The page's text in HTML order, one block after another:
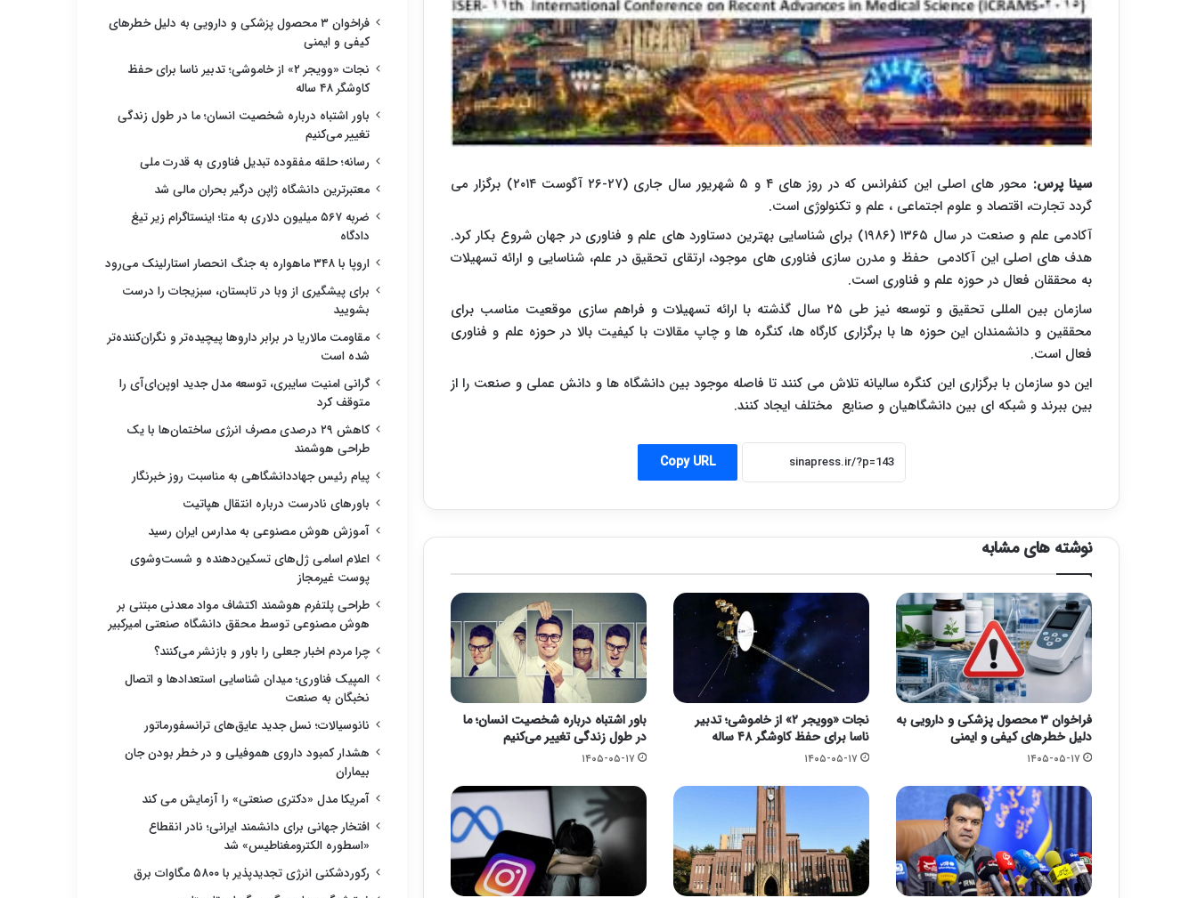
سینا پرس:
محور های اصلی این کنفرانس که در روز های ۴ و ۵ شهریور سال جاری (۲۷-۲۶ آگوست ۲۰۱۴) برگزار می
گردد تجارت، اقتصاد و علوم اجتماعی ، علم و تکنولوژی است.
آکادمی علم و صنعت در سال ۱۳۶۵ (۱۹۸۶) برای شناسایی بهترین دستاورد های علم و فناوری در جهان شروع بکار کرد.
هدف های اصلی این آکادمی حفظ و مدرن سازی فناوری های موجود، ارتقای تحقیق در علم، شناسایی و ارائه تسهیلات
به محققان فعال در حوزه علم و فناوری است.
سازمان بین المللی تحقیق و توسعه نیز طی ۲۵ سال گذشته با ارائه تسهیلات و فراهم سازی موقعیت مناسب برای
محققین و دانشمندان این حوزه ها با برگزاری کارگاه ها، کنگره ها و چاپ مقالات با کیفیت بالا در حوزه علم و فناوری
فعال است.
این دو سازمان با برگزاری این کنگره سالیانه تلاش می کنند تا فاصله موجود بین دانشگاه ها و دانش عملی و صنعت را از
بین ببرند و شبکه ای بین دانشگاهیان و صنایع مختلف ایجاد کنند.
Copy URL
نوشته های مشابه
فراخوان ۳ محصول پزشکی و دارویی به
دلیل خطرهای کیفی و ایمنی
۱۴۰۵-۰۵-۱۷
نجات «وویجر ۲» از خاموشی؛ تدبیر
ناسا برای حفظ کاوشگر ۴۸ ساله
۱۴۰۵-۰۵-۱۷
باور اشتباه درباره شخصیت انسان؛ ما
در طول زندگی تغییر می‌کنیم
۱۴۰۵-۰۵-۱۷
فراخوان ۳ محصول پزشکی و دارویی به دلیل خطرهای
کیفی و ایمنی
نجات «وویجر ۲» از خاموشی؛ تدبیر ناسا برای حفظ
کاوشگر ۴۸ ساله
باور اشتباه درباره شخصیت انسان؛ ما در طول زندگی
تغییر می‌کنیم
رسانه؛ حلقه مفقوده تبدیل فناوری به قدرت ملی
معتبرترین دانشگاه ژاپن درگیر بحران مالی شد
ضربه ۵۶۷ میلیون دلاری به متا؛ اینستاگرام زیر تیغ
دادگاه
اروپا با ۳۴۸ ماهواره به جنگ انحصار استارلینک می‌رود
برای پیشگیری از وبا در تابستان، سبزیجات را درست
بشویید
مقاومت مالاریا در برابر داروها پیچیده‌تر و نگران‌کننده‌تر
شده است
گرانی امنیت سایبری، توسعه مدل جدید اوپن‌ای‌آی را
متوقف کرد
کاهش ۲۹ درصدی مصرف انرژی ساختمان‌ها با یک
طراحی هوشمند
پیام رئیس جهاددانشگاهی به مناسبت روز خبرنگار
باورهای نادرست درباره انتقال هپاتیت
آموزش هوش مصنوعی به مدارس ایران رسید
اعلام اسامی ژل‌های تسکین‌دهنده و شست‌وشوی
پوست غیرمجاز
طراحی پلتفرم هوشمند اکتشاف مواد معدنی مبتنی بر
هوش مصنوعی توسط محقق دانشگاه صنعتی امیرکبیر
چرا مردم اخبار جعلی را باور و بازنشر می‌کنند؟
المپیک فناوری؛ میدان شناسایی استعدادها و اتصال
نخبگان به صنعت
نانوسیالات؛ نسل جدید عایق‌های ترانسفورماتور
هشدار کمبود داروی هموفیلی و در خطر بودن جان
بیماران
آمریکا مدل «دکتری صنعتی» را آزمایش می کند
افتخار جهانی برای دانشمند ایرانی؛ نادر انقطاع
«اسطوره الکترومغناطیس» شد
رکوردشکنی انرژی تجدیدپذیر با ۵۸۰۰ مگاوات برق